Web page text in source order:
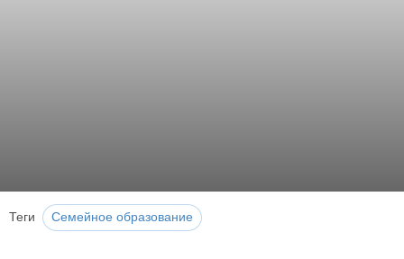
Теги Семейное образование